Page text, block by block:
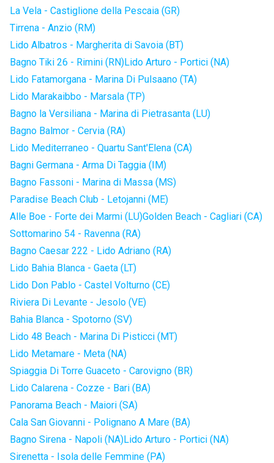
La Vela - Castiglione della Pescaia (GR)
Tirrena - Anzio (RM)
Lido Albatros - Margherita di Savoia (BT)
Bagno Tiki 26 - Rimini (RN)Lido Arturo - Portici (NA)
Lido Fatamorgana - Marina Di Pulsaano (TA)
Lido Marakaibbo - Marsala (TP)
Bagno la Versiliana - Marina di Pietrasanta (LU)
Bagno Balmor - Cervia (RA)
Lido Mediterraneo - Quartu Sant'Elena (CA)
Bagni Germana - Arma Di Taggia (IM)
Bagno Fassoni - Marina di Massa (MS)
Paradise Beach Club - Letojanni (ME)
Alle Boe - Forte dei Marmi (LU)Golden Beach - Cagliari (CA)
Sottomarino 54 - Ravenna (RA)
Bagno Caesar 222 - Lido Adriano (RA)
Lido Bahia Blanca - Gaeta (LT)
Lido Don Pablo - Castel Volturno (CE)
Riviera Di Levante - Jesolo (VE)
Bahia Blanca - Spotorno (SV)
Lido 48 Beach - Marina Di Pisticci (MT)
Lido Metamare - Meta (NA)
Spiaggia Di Torre Guaceto - Carovigno (BR)
Lido Calarena - Cozze - Bari (BA)
Panorama Beach - Maiori (SA)
Cala San Giovanni - Polignano A Mare (BA)
Bagno Sirena - Napoli (NA)Lido Arturo - Portici (NA)
Sirenetta - Isola delle Femmine (PA)